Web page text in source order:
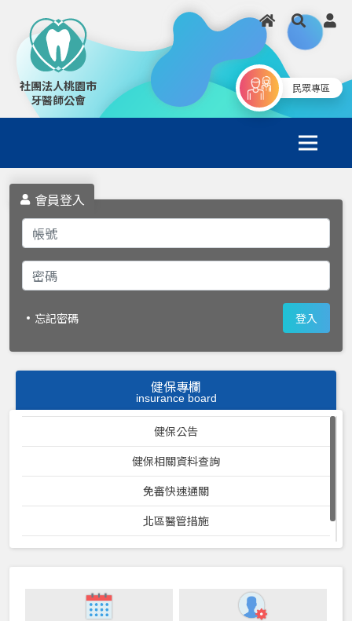
社團法人桃園市
牙醫師公會
民眾專區
會員登入
登入
忘記密碼
健保專欄
insurance board
健保公告
健保相關資料查詢
免審快速通關
北區醫管措施
衛生局相關表格查詢